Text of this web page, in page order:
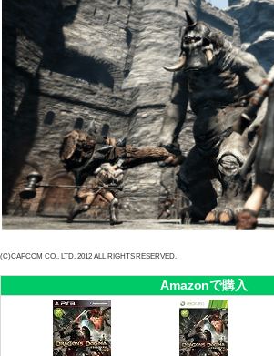
(C)CAPCOM CO., LTD. 2012 ALL RIGHTS RESERVED.
Amazonで購入